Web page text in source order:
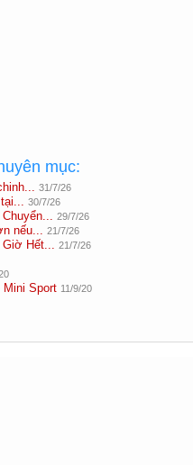
mục:
31/7/26
30/7/26
29/7/26
nếu... 21/7/26
Giờ Hết... 21/7/26
Mini Sport 11/9/20